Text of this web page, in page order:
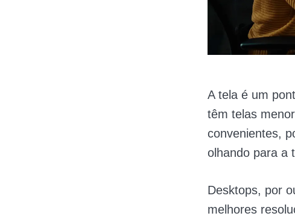
A tela é um
têm telas
convenientes,
olhando para a
Desktops, por
melhores